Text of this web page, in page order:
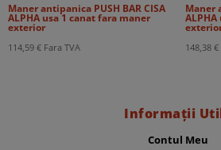
Maner antipanica PUSH BAR CISA
ALPHA usa 1 canat fara maner
exterior
114,59 € Fara TVA
Maner
148,38 €
Informații
Contul Meu